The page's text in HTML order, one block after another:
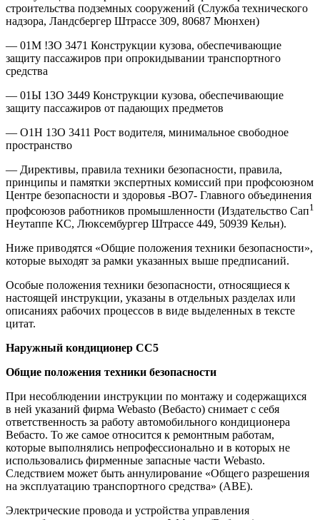
строительства подземных сооружений (Служба технического
надзора, Ландсбергер Штрассе 309, 80687 Мюнхен)
— 01М !ЗО 3471 Конструкции кузова, обеспечивающие
защиту пассажиров при опрокидывании транспортного
средства
— 01Ы 13О 3449 Конструкции кузова, обеспечивающие
защиту пассажиров от падающих предметов
— О1Н 13О 3411 Рост водителя, минимальное свободное
пространство
— Директивы, правила техники безопасности, правила,
принципы и памятки экспертных комиссий при профсоюзном
Центре безопасности и здоровья -ВО7- Главного объединения
профсоюзов работников промышленности (Издательство Сап1
Неутаппе КС, Люксембургер Штрассе 449, 50939 Кельн).
Ниже приводятся «Общие положения техники безопасности»,
которые выходят за рамки указанных выше предписаний.
Особые положения техники безопасности, относящиеся к
настоящей инструкции, указаны в отдельных разделах или
описаниях рабочих процессов в виде выделенных в тексте
цитат.
Наружный кондиционер СС5
Общие положения техники безопасности
При несоблюдении инструкции по монтажу и содержащихся
в ней указаний фирма Webasto (Вебасто) снимает с себя
ответственность за работу автомобильного кондиционера
Вебасто. То же самое относится к ремонтным работам,
которые выполнялись непрофессионально и в которых не
использовались фирменные запасные части Webasto.
Следствием может быть аннулирование «Общего разрешения
на эксплуатацию транспортного средства» (АВЕ).
Электрические провода и устройства управления